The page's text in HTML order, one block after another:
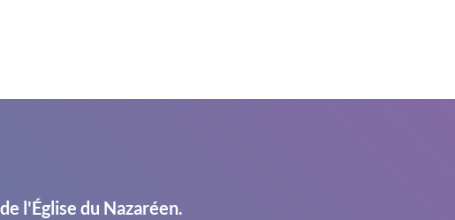
l'Église du Nazaréen.